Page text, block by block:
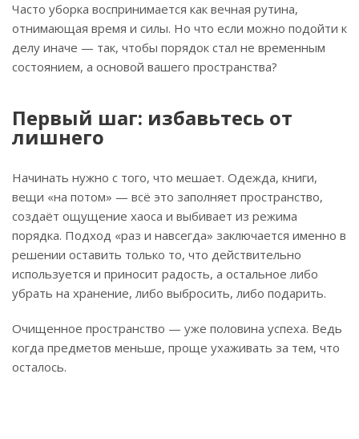
Часто уборка воспринимается как вечная рутина,
отнимающая время и силы. Но что если можно подойти к
делу иначе — так, чтобы порядок стал не временным
состоянием, а основой вашего пространства?
Первый шаг: избавьтесь от
лишнего
Начинать нужно с того, что мешает. Одежда, книги,
вещи «на потом» — всё это заполняет пространство,
создаёт ощущение хаоса и выбивает из режима
порядка. Подход «раз и навсегда» заключается именно в
решении оставить только то, что действительно
используется и приносит радость, а остальное либо
убрать на хранение, либо выбросить, либо подарить.
Очищенное пространство — уже половина успеха. Ведь
когда предметов меньше, проще ухаживать за тем, что
осталось.